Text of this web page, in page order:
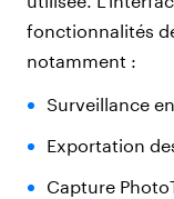
fonctionnalités
notamment :
Surveillance
Exportation
Capture